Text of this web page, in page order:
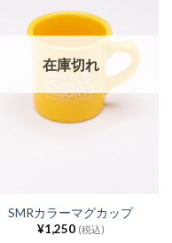
在庫切れ
SMRカラーマグカップ
¥1,250 (税込)